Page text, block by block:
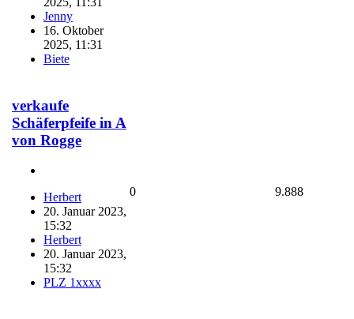
Jenny
16. Oktober
2025, 11:31
Biete
verkaufe
Schäferpfeife in A
von Rogge
Herbert
20. Januar 2023,
15:32
Herbert
20. Januar 2023,
15:32
PLZ 1xxxx
0 9.888